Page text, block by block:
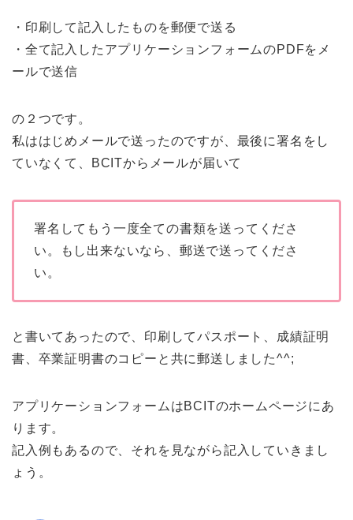
・印刷して記入したものを郵便で送る
・全て記入したアプリケーションフォームのPDFをメ
ールで送信
の２つです。
私ははじめメールで送ったのですが、最後に署名をし
ていなくて、BCITからメールが届いて
署名してもう一度全ての書類を送ってくださ
い。もし出来ないなら、郵送で送ってくださ
い。
と書いてあったので、印刷してパスポート、成績証明
書、卒業証明書のコピーと共に郵送しました^^;
アプリケーションフォームはBCITのホームページにあ
ります。
記入例もあるので、それを見ながら記入していきまし
ょう。